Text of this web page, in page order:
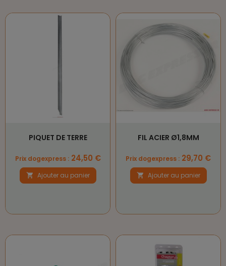
PIQUET DE TERRE
Prix
Prix dogexpress :24,50 €
 Ajouter au panier
FIL ACIER Ø1,8MM
Prix
Prix dogexpress : 29,70 €
 Ajouter au panier